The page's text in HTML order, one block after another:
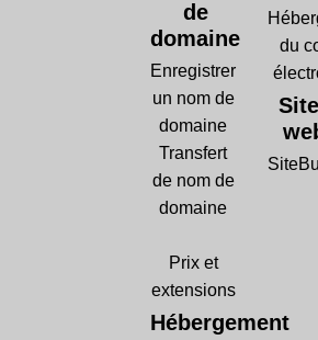
de
domaine
Enregistrer
un nom de
domaine
Transfert
de nom de
domaine
Prix et
extensions
Hébergement
du